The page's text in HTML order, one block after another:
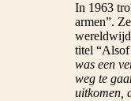
In 1963
armen”.
titel “Alsof
was een
weg te
uitkomen,